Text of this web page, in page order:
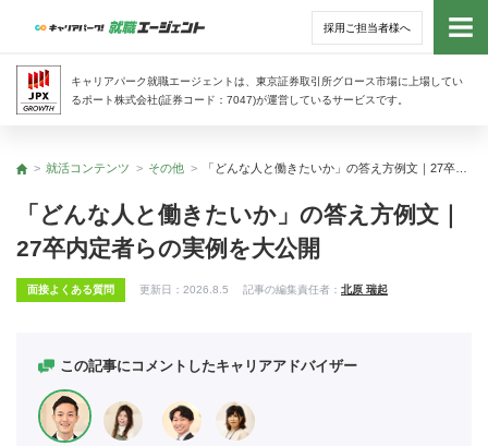
採用ご担当者様へ
キャリアパーク就職エージェントは、東京証券取引所グロース市場に上場してい
るポート株式会社(証券コード：7047)が運営しているサービスです。
トッ
トップ
就活コンテンツ その他
「どんな人と働きたいか」の答え方例文｜
27卒内定者らの実例を大公開
面接よくある質問 更新日： 2026.8.5 記事の編集責任者： 北原 瑞起
この記事にコメントしたキャリアアドバイザー